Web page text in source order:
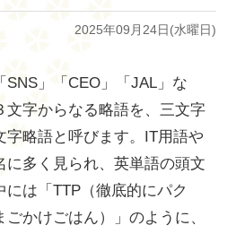
2025年09月24日(水曜日)
SNS」「CEO」「JAL」な
文字からなる略語を、三文字
字略語と呼びます。IT用語や
に多く見られ、英単語の頭文
は「TTP（徹底的にパク
かけごはん）」のように、